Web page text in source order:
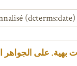
بهية. على الجواهر